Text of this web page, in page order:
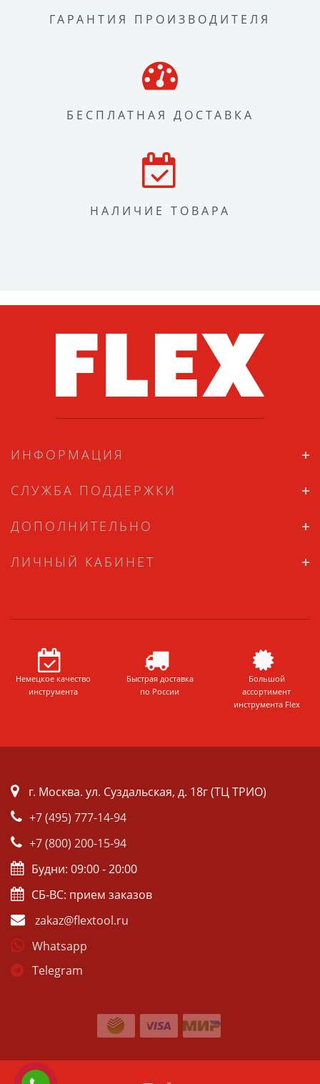
ГАРАНТИЯ ПРОИЗВОДИТЕЛЯ
БЕСПЛАТНАЯ ДОСТАВКА
НАЛИЧИЕ ТОВАРА
ИНФОРМАЦИЯ
СЛУЖБА ПОДДЕРЖКИ
ДОПОЛНИТЕЛЬНО
ЛИЧНЫЙ КАБИНЕТ
Немецкое качество
инструмента
Быстрая доставка
по России
Большой
ассортимент
инструмента Flex
г. Москва. ул. Суздальская, д. 18г (ТЦ ТРИО)
+7 (495) 777-14-94
+7 (800) 200-15-94
Будни: 09:00 - 20:00
СБ-ВС: прием заказов
zakaz@flextool.ru
Whatsapp
Telegram